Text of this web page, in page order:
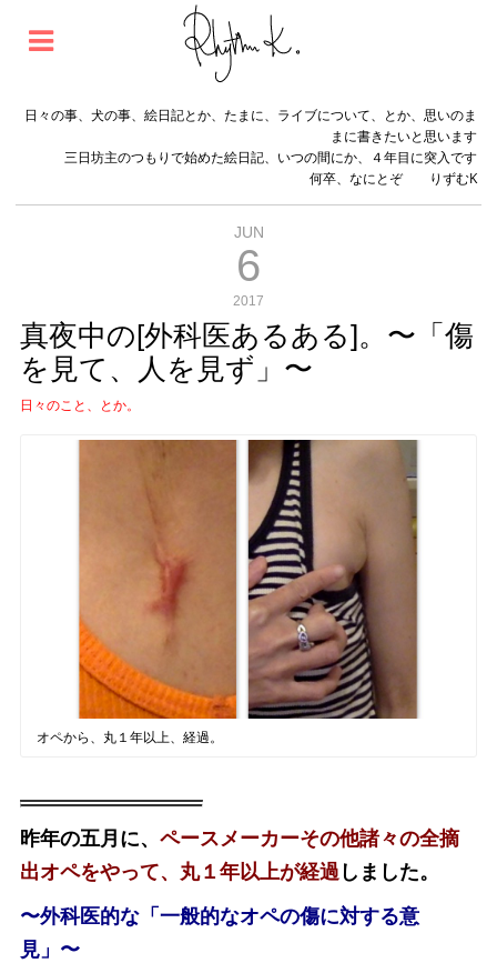
日々の事、犬の事、絵日記とか、たまに、ライブについて、とか、思いのま
まに書きたいと思います
三日坊主のつもりで始めた絵日記、いつの間にか、４年目に突入です
何卒、なにとぞ りずむK
JUN
6
2017
真夜中の[外科医あるある]。〜「傷
を見て、人を見ず」〜
日々のこと、とか。
オペから、丸１年以上、経過。
昨年の五月に、 ペースメーカーその他諸々の全摘
出オペをやって、丸１年以上が経過 しました。
〜外科医的な「一般的なオペの傷に対する意
見」〜